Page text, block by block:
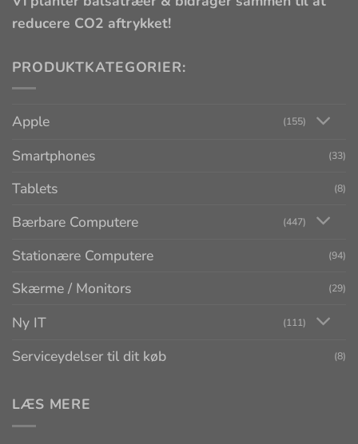
reducere CO2 aftrykket!
PRODUKTKATEGORIER:
Apple (155)
Smartphones (33)
Tablets (8)
Bærbare Computere (447)
Stationære Computere (94)
Skærme / Monitors (29)
Ny IT (111)
Serviceydelser til dit køb (8)
LÆS MERE